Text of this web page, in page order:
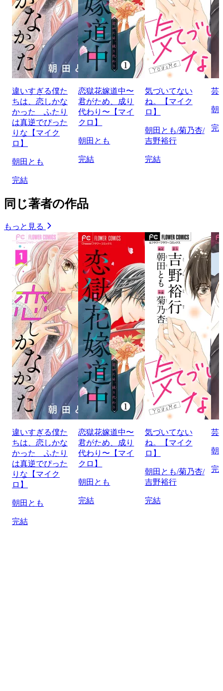
違いすぎる僕た
ちは、恋しかな
かった ふたり
は真逆でぴった
りな【マイク
ロ】
朝田とも
完結
恋獄花嫁道中〜
君がため、成り
代わり〜【マイ
クロ】
朝田とも
完結
気づいてない
ね。【マイク
ロ】
朝田とも/菊乃杏/
吉野裕行
完結
芸
朝
完
同じ著者の作品
もっと見る
違いすぎる僕た
ちは、恋しかな
かった ふたり
は真逆でぴった
りな【マイク
ロ】
朝田とも
完結
恋獄花嫁道中〜
君がため、成り
代わり〜【マイ
クロ】
朝田とも
完結
気づいてない
ね。【マイク
ロ】
朝田とも/菊乃杏/
吉野裕行
完結
芸
朝
完